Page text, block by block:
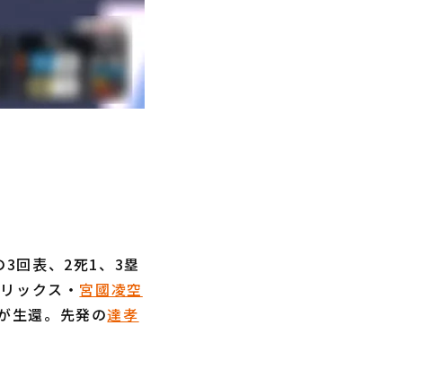
回表、2死1、3塁
ックス・ 宮國凌空
生還。先発の達孝